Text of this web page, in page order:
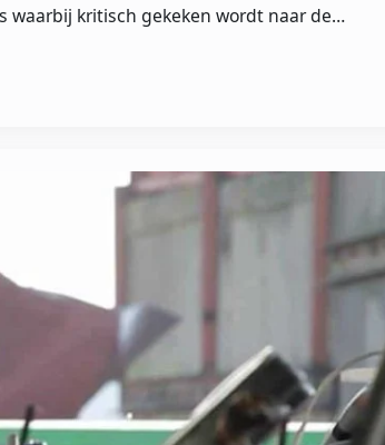
waarbij kritisch gekeken wordt naar de…